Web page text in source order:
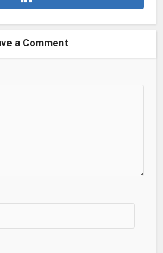
a Comment